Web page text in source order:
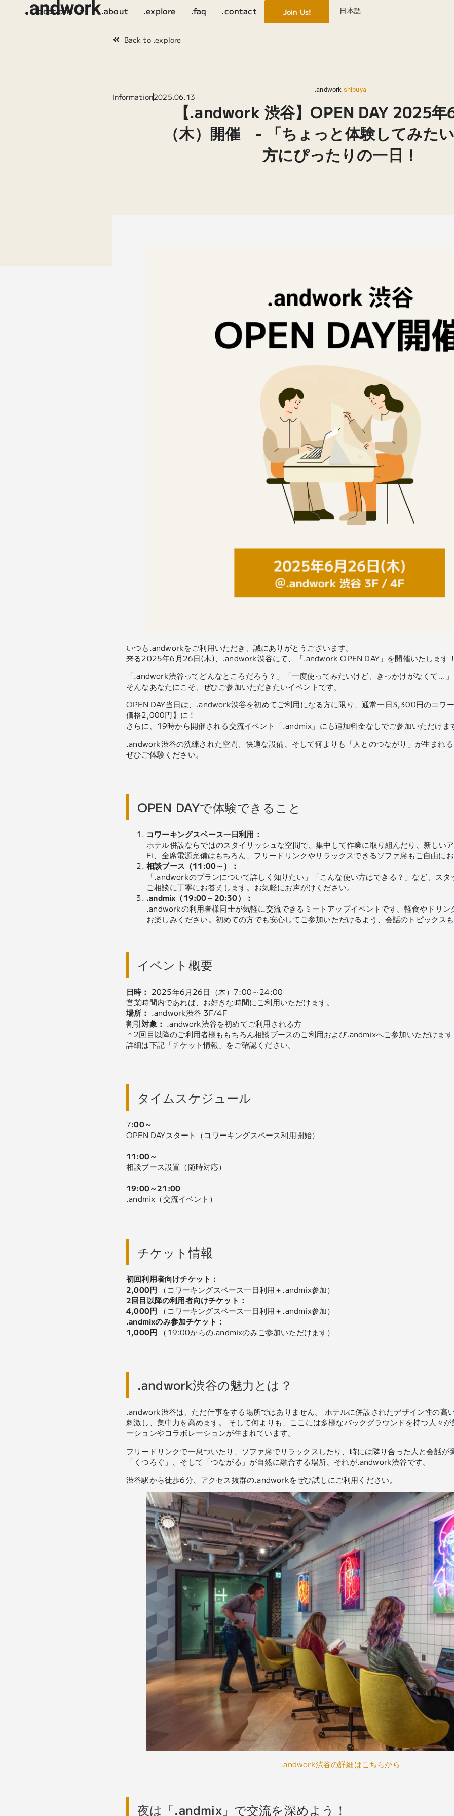
.locations .about .explore .faq .contact Join Us! 日本語
Back to .explore
.andwork shibuya
Information2025.06.13
【.andwork 渋谷】OPEN DAY 2025
（木）開催 - 「ちょっと体験してみた
方にぴったりの一日！
いつも.andworkをご利用いただき、誠にありがとうございます。
来る2025年6月26日(木)、.andwork渋谷にて、「.andwork OPEN DAY」を開催いたします
「.andwork渋谷ってどんなところだろう？」「一度使ってみたいけど、きっかけがなくて…」
そんなあなたにこそ、ぜひご参加いただきたいイベントです。
OPEN DAY当日は、.andwork渋谷を初めてご利用になる方に限り、通常一日3,300円のコワ
価格2,000円】に！
さらに、19時から開催される交流イベント「.andmix」にも追加料金なしでご参加いただけま
.andwork渋谷の洗練された空間、快適な設備、そして何よりも「人とのつながり」が生まれ
ぜひご体験ください。
OPEN DAYで体験できること
コワーキングスペース一日利用：
ホテル併設ならではのスタイリッシュな空間で、集中して作業に取り組んだり、新しい
Fi、全席電源完備はもちろん、フリードリンクやリラックスできるソファ席もご自由に
相談ブース（11:00～）：
「.andworkのプランについて詳しく知りたい」「こんな使い方はできる？」など、ス
ご相談に丁寧にお答えします。お気軽にお声がけください。
.andmix（19:00～20:30）：
.andworkの利用者様同士が気軽に交流できるミートアップイベントです。軽食やドリ
お楽しみください。初めての方でも安心してご参加いただけるよう、会話のトピックス
イベント概要
日時： 2025年6月26日（木）7:00～24:00
営業時間内であれば、お好きな時間にご利用いただけます。
場所： .andwork渋谷 3F/4F
割引対象： .andwork渋谷を初めてご利用される方
＊2回目以降のご利用者様ももちろん相談ブースのご利用および.andmixへご参加いただけま
詳細は下記「チケット情報」をご確認ください。
タイムスケジュール
7:00～
OPEN DAYスタート（コワーキングスペース利用開始）
11:00～
相談ブース設置（随時対応）
19:00～21:00
.andmix（交流イベント）
チケット情報
初回利用者向けチケット：
2,000円 （コワーキングスペース一日利用＋.andmix参加）
2回目以降の利用者向けチケット：
4,000円 （コワーキングスペース一日利用＋.andmix参加）
.andmixのみ参加チケット：
1,000円 （19:00からの.andmixのみご参加いただけます）
.andwork渋谷の魅力とは？
.andwork渋谷は、ただ仕事をする場所ではありません。 ホテルに併設されたデザイン性の高
刺激し、集中力を高めます。 そして何よりも、ここには多様なバックグラウンドを持つ人々
ーションやコラボレーションが生まれています。
フリードリンクで一息ついたり、ソファ席でリラックスしたり、時には隣り合った人と会話が
「くつろぐ」、そして「つながる」が自然に融合する場所、それが.andwork渋谷です。
渋谷駅から徒歩6分、アクセス抜群の.andworkをぜひ試しにご利用ください。
.andwork渋谷の詳細はこちらから
夜は「.andmix」で交流を深めよう！